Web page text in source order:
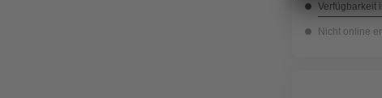
Verfügbarkeit
Nicht online